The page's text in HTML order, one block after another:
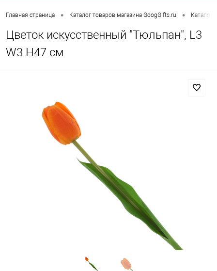
Главная страница • Каталог товаров магазина GoogGifts.ru • Каталог
Цветок искусственный "Тюльпан", L3
W3 H47 см